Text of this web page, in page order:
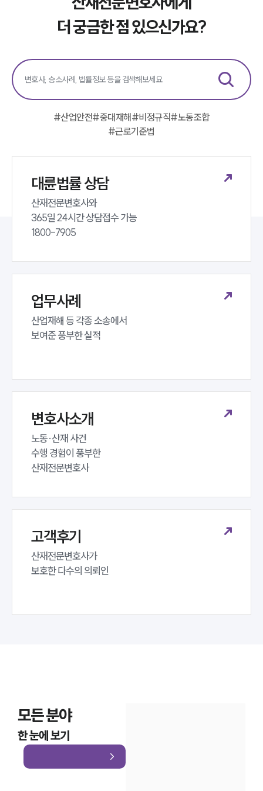
업무분야
노동산재그룹 업무
구성원 소개
노동산재전문변호사
법률 블로그
뉴스레터/브로슈어
대륜법률상담예약
더 궁금한 점 있으신가요?
#산업안전#중대재해#비정규직#노동조합
#근로기준법
대륜법률 상담
산재전문변호사와
365일 24시간 상담접수 가능
1800-7905
업무사례
산업재해 등 각종 소송에서
보여준 풍부한 실적
변호사소개
노동·산재 사건
수행 경험이 풍부한
산재전문변호사
고객후기
산재전문변호사가
보호한 다수의 의뢰인
모든 분야
한 눈에 보기